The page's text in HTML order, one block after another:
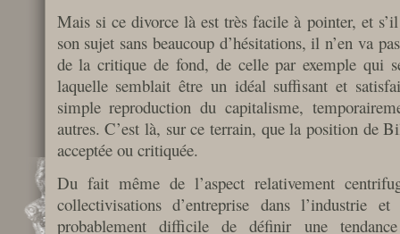
Mais si ce divorce là est très facile à pointer, et
son sujet sans beaucoup d’hésitations, il n’en va
de la critique de fond, de celle par exemple qui
laquelle semblait être un idéal suffisant et
simple reproduction du capitalisme,
autres. C’est là, sur ce terrain, que la position de
acceptée ou critiquée.
Du fait même de l’aspect relativement
collectivisations d’entreprise dans l’industrie
probablement difficile de définir une